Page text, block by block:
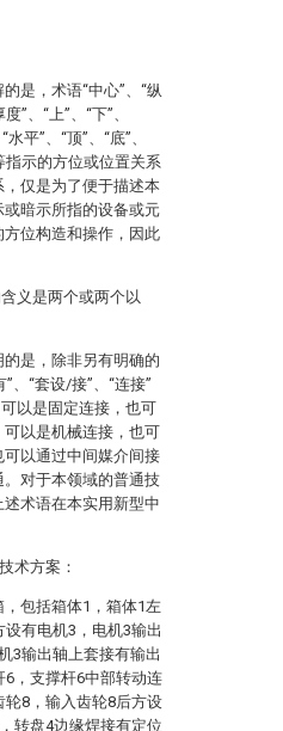
是，术语“中心”、“纵
”、“上”、“下”、
平”、“顶”、“底”、
指示的方位或位置关系
仅是为了便于描述本
暗示所指的设备或元
位构造和操作，因此
义是两个或两个以
是，除非另有明确的
、“套设/接”、“连接”
以是固定连接，也可
以是机械连接，也可
以通过中间媒介间接
对于本领域的普通技
术语在本实用新型中
术方案：
包括箱体1，箱体1左
有电机3，电机3输出
3输出轴上套接有输出
，支撑杆6中部转动连
8，输入齿轮8后方设
转盘4边缘焊接有定位